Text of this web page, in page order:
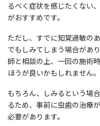
るべく症状を感じたくない
がおすすめです。
ただし、すでに知覚過敏の
でもしみてしまう場合があ
師と相談の上、一回の施術
ほうが良いかもしれません。
もちろん、しみるという場
るため、事前に虫歯の治療
必要があります。